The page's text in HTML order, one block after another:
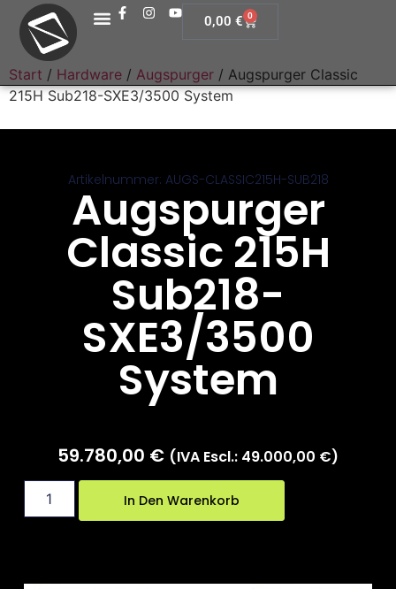
0,00 € 0
Start / Hardware / Augspurger / Augspurger Classic
215H Sub218-SXE3/3500 System
Artikelnummer: AUGS-CLASSIC215H-SUB218
Augspurger
Classic 215H
Sub218-
SXE3/3500
System
59.780,00 € (IVA Escl.: 49.000,00 €)
In Den Warenkorb